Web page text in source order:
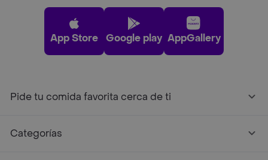
App Store Google play AppGallery
Pide tu comida favorita cerca de ti
Categorías